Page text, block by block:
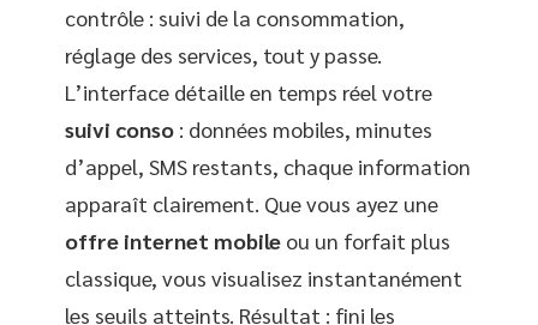
contrôle : suivi de la consommation,
réglage des services, tout y passe.
L’interface détaille en temps réel votre
suivi conso : données mobiles, minutes
d’appel, SMS restants, chaque information
apparaît clairement. Que vous ayez une
offre internet mobile ou un forfait plus
classique, vous visualisez instantanément
les seuils atteints. Résultat : fini les